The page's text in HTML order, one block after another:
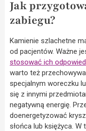
Jak
zabiegu?
Kamienie szlachetne
od pacjentów. Ważne
stosować ich
warto też
specjalnym woreczku
się z innymi
negatywną energię.
doenergetyzować
słońca lub księżyca. W